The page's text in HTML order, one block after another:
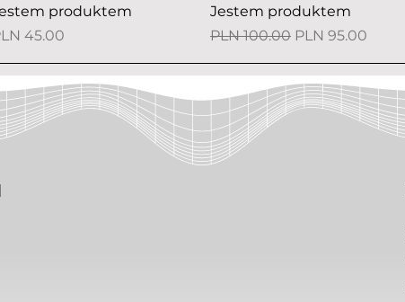
Quick View
produktem
45.00
Quick View
Jestem produktem
Regular Price
PLN 100.00 Sale Price
PLN 95.00